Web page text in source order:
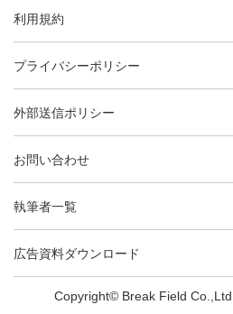
利用規約
プライバシーポリシー
外部送信ポリシー
お問い合わせ
執筆者一覧
広告資料ダウンロード
Copyright© Break Field Co.,Ltd